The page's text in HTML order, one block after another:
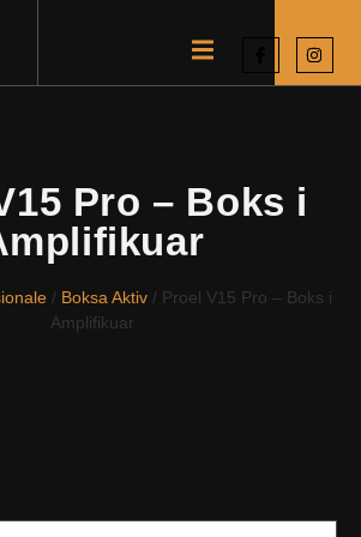
Pro – Boks i
/ Boksa Aktiv/ Proel V15 Pro – Boks i
Amplifikuar